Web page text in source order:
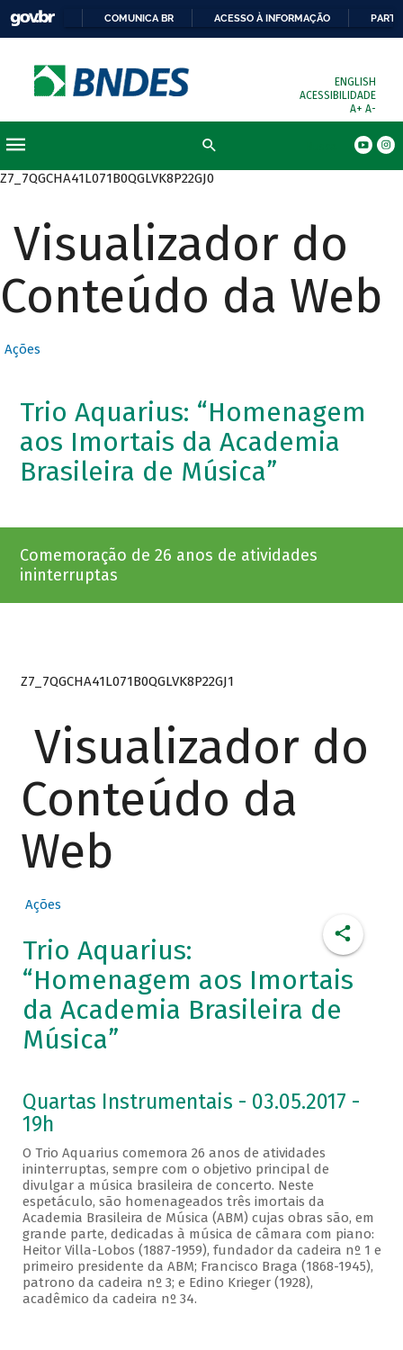
COMUNICA BR ACESSO À INFORMAÇÃO
ENGLISH
ACESSIBILIDADE
A+ A-
Z7_7QGCHA41L071B0QGLVK8P22GJ0
Visualizador do
Conteúdo da Web
Ações
Trio Aquarius: “Homenagem
aos Imortais da Academia
Brasileira de Música”
Comemoração de 26 anos de atividades
ininterruptas
Z7_7QGCHA41L071B0QGLVK8P22GJ1
Visualizador do
Conteúdo da
Web
Ações
Trio Aquarius:
“Homenagem aos Imortais
da Academia Brasileira de
Música”
Quartas Instrumentais - 03.05.2017 -
19h
O Trio Aquarius comemora 26 anos de atividades
ininterruptas, sempre com o objetivo principal de
divulgar a música brasileira de concerto. Neste
espetáculo, são homenageados três imortais da
Academia Brasileira de Música (ABM) cujas obras são, em
grande parte, dedicadas à música de câmara com piano:
Heitor Villa-Lobos (1887-1959), fundador da cadeira nº 1 e
primeiro presidente da ABM; Francisco Braga (1868-1945),
patrono da cadeira nº 3; e Edino Krieger (1928),
acadêmico da cadeira nº 34.